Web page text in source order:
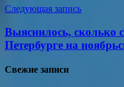
Следующая запись
Выяснилось, сколько
Петербурге на
Свежие записи